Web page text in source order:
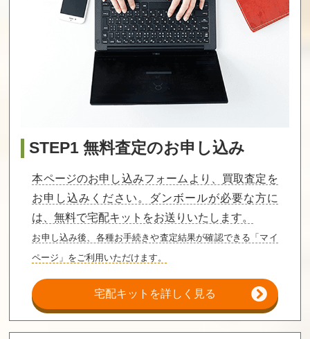
買取価格
8,500
買取価格
8,400
買取価格
8,240
マッピー 後期版
ガーディック
ペーパーボーイ
ソープパニック
買取価格
8,000
おえかキッズ
ひらがなだいす
買取価格
8,000
マドゥーラの翼
買取価格
スペランカー2
勇者への挑戦
ー
ガンナック
STEP1 無料査定のお申し込み
本ページのお申し込みフォームより、買取査定を
お申し込みください。ダンボールが必要な方に
は、無料で宅配キットをお送りいたします。
お申し込み後、各種お手続きや査定結果が確認できる「マイ
ページ」をご利用いただけます。
宅配キットを詳しく見る